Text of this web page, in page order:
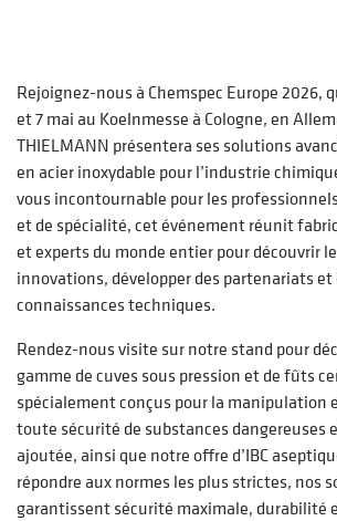
Rejoignez-nous à Chemspec Europe 2026,
et 7 mai au Koelnmesse à Cologne, en
THIELMANN présentera ses solutions
en acier inoxydable pour l’industrie
vous incontournable pour les
et de spécialité, cet événement réunit
et experts du monde entier pour découvrir
innovations, développer des partenariats et
connaissances techniques.
Rendez-nous visite sur notre stand pour
gamme de cuves sous pression et de fûts
spécialement conçus pour la manipulation
toute sécurité de substances dangereuses
ajoutée, ainsi que notre offre d’IBC
répondre aux normes les plus strictes, nos
garantissent sécurité maximale, durabilité